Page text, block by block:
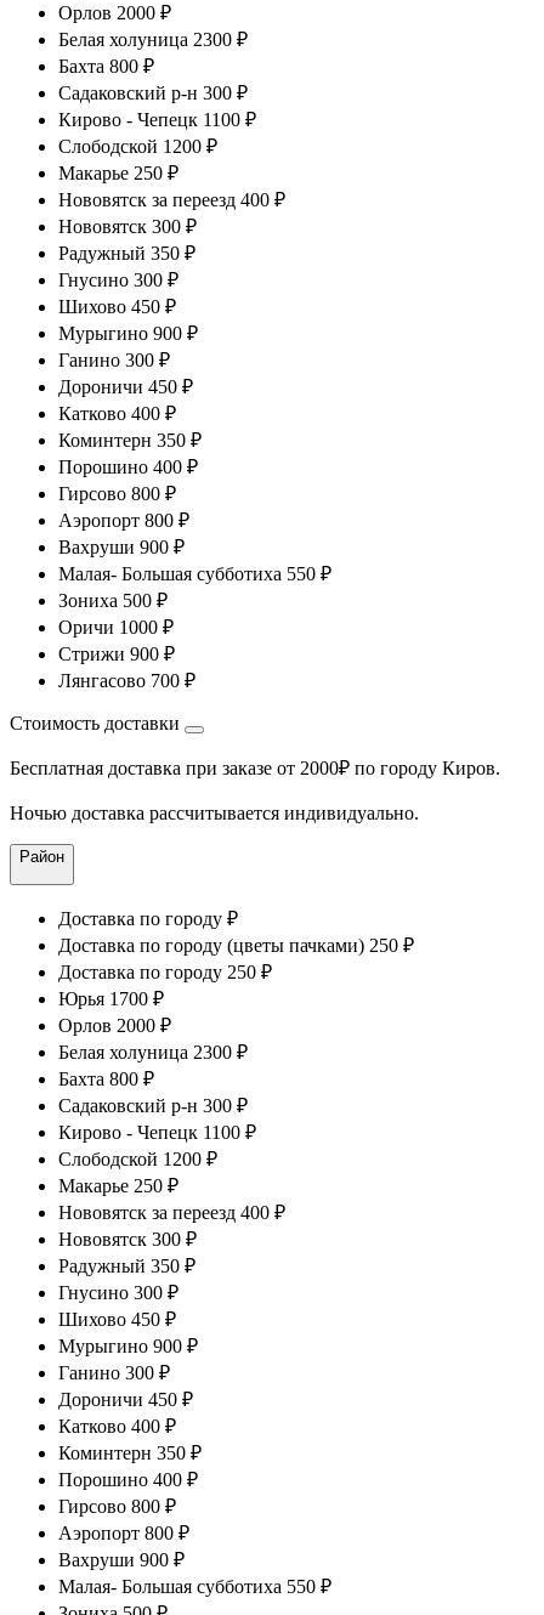
Орлов 2000 ₽
Белая холуница 2300 ₽
Бахта 800 ₽
Садаковский р-н 300 ₽
Кирово - Чепецк 1100 ₽
Слободской 1200 ₽
Макарье 250 ₽
Нововятск за переезд 400 ₽
Нововятск 300 ₽
Радужный 350 ₽
Гнусино 300 ₽
Шихово 450 ₽
Мурыгино 900 ₽
Ганино 300 ₽
Дороничи 450 ₽
Катково 400 ₽
Коминтерн 350 ₽
Порошино 400 ₽
Гирсово 800 ₽
Аэропорт 800 ₽
Вахруши 900 ₽
Малая- Большая субботиха 550 ₽
Зониха 500 ₽
Оричи 1000 ₽
Стрижи 900 ₽
Лянгасово 700 ₽
Стоимость доставки
Бесплатная доставка при заказе от 2000₽ по городу Киров.
Ночью доставка рассчитывается индивидуально.
Район
Доставка по городу ₽
Доставка по городу (цветы пачками) 250 ₽
Доставка по городу 250 ₽
Юрья 1700 ₽
Орлов 2000 ₽
Белая холуница 2300 ₽
Бахта 800 ₽
Садаковский р-н 300 ₽
Кирово - Чепецк 1100 ₽
Слободской 1200 ₽
Макарье 250 ₽
Нововятск за переезд 400 ₽
Нововятск 300 ₽
Радужный 350 ₽
Гнусино 300 ₽
Шихово 450 ₽
Мурыгино 900 ₽
Ганино 300 ₽
Дороничи 450 ₽
Катково 400 ₽
Коминтерн 350 ₽
Порошино 400 ₽
Гирсово 800 ₽
Аэропорт 800 ₽
Вахруши 900 ₽
Малая- Большая субботиха 550 ₽